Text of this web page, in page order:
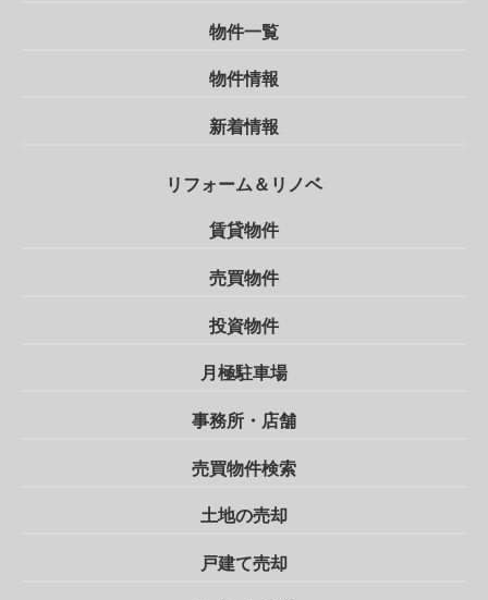
物件一覧
物件情報
新着情報
リフォーム＆リノベ
賃貸物件
売買物件
投資物件
月極駐車場
事務所・店舗
売買物件検索
土地の売却
戸建て売却